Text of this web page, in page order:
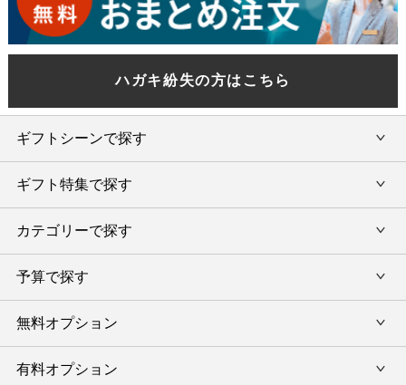
ハガキ紛失の方はこちら
ギフトシーンで探す
出産内祝い・お返し
香典返し・法要引出物
ギフト特集で探す
旅行カタログギフト
カタログギフトランキング
今治タオル特集
カテゴリーで探す
カタログギフト
グルメ限定カタログギフト
予算で探す
カタログギフトを予算で選ぶ
タオルギフトを予算で選ぶ
無料オプション
ラッピング
有料オプション